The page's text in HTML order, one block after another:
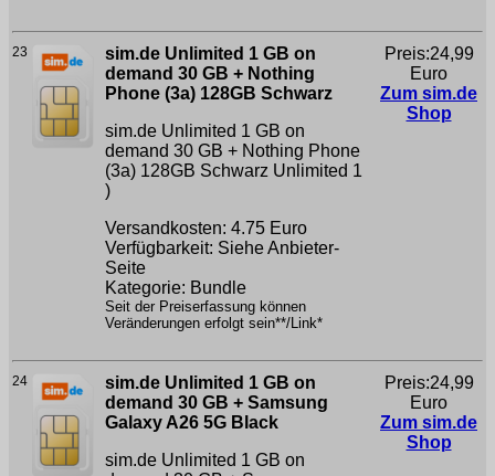
23
sim.de Unlimited 1 GB on
demand 30 GB + Nothing
Phone (3a) 128GB Schwarz
sim.de Unlimited 1 GB on
demand 30 GB + Nothing Phone
(3a) 128GB Schwarz Unlimited 1
)
Versandkosten: 4.75 Euro
Verfügbarkeit: Siehe Anbieter-
Seite
Kategorie: Bundle
Seit der Preiserfassung können
Veränderungen erfolgt sein**/Link*
Preis:24,99
Euro
Zum sim.de
Shop
24
sim.de Unlimited 1 GB on
demand 30 GB + Samsung
Galaxy A26 5G Black
sim.de Unlimited 1 GB on
Preis:24,99
Euro
Zum sim.de
Shop